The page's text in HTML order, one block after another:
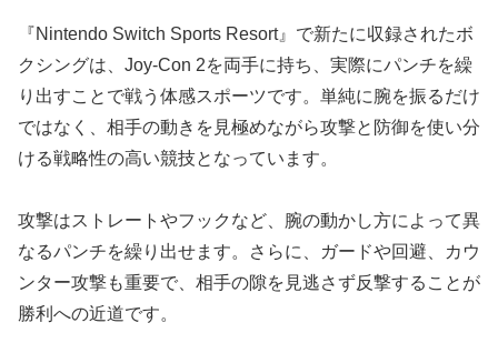
『Nintendo Switch Sports Resort』で新たに収録されたボ
クシングは、Joy-Con 2を両手に持ち、実際にパンチを繰
り出すことで戦う体感スポーツです。単純に腕を振るだけ
ではなく、相手の動きを見極めながら攻撃と防御を使い分
ける戦略性の高い競技となっています。
攻撃はストレートやフックなど、腕の動かし方によって異
なるパンチを繰り出せます。さらに、ガードや回避、カウ
ンター攻撃も重要で、相手の隙を見逃さず反撃することが
勝利への近道です。